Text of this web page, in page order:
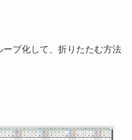
ープ化して、折りたたむ方法